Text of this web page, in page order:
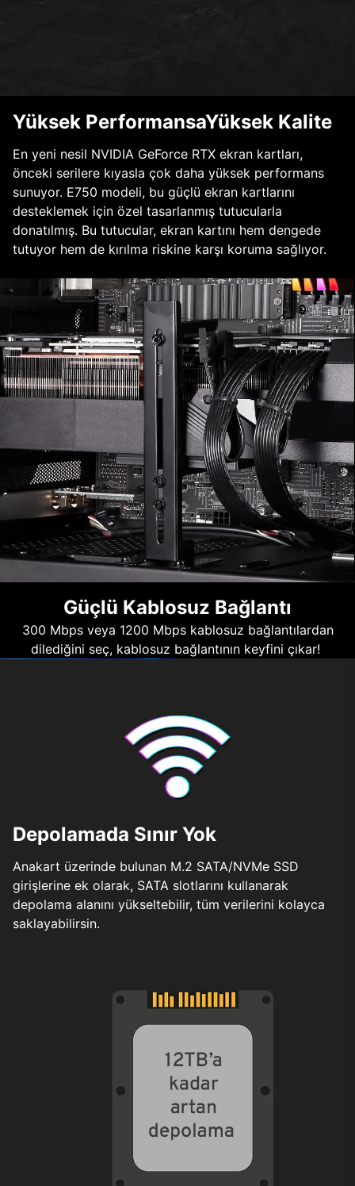
Yüksek PerformansaYüksek Kalite
En yeni nesil NVIDIA GeForce RTX ekran kartları,
önceki serilere kıyasla çok daha yüksek performans
sunuyor. E750 modeli, bu güçlü ekran kartlarını
desteklemek için özel tasarlanmış tutucularla
donatılmış. Bu tutucular, ekran kartını hem dengede
tutuyor hem de kırılma riskine karşı koruma sağlıyor.
Güçlü Kablosuz Bağlantı
300 Mbps veya 1200 Mbps kablosuz bağlantılardan
dilediğini seç, kablosuz bağlantının keyfini çıkar!
Depolamada Sınır Yok
Anakart üzerinde bulunan M.2 SATA/NVMe SSD
girişlerine ek olarak, SATA slotlarını kullanarak
depolama alanını yükseltebilir, tüm verilerini kolayca
saklayabilirsin.